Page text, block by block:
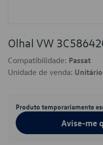
Olhal VW
Compatibilidade: Passat
Unidade de venda:
Produto temporariamente
Avise-me